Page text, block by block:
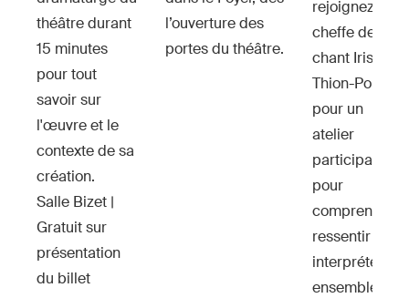
théâtre durant
15 minutes
pour tout
savoir sur
l'œuvre et le
contexte de sa
création.
Salle Bizet |
Gratuit sur
présentation
du billet
l’ouverture des
portes du théâtre.
rejoignez la
cheffe de
chant Iris
Thion-Poncet
pour un
atelier
participatif
pour
comprendre,
ressentir et
interpréter
ensemble !